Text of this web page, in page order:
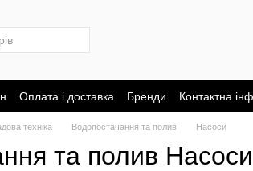
Оплата і доставка Бренди Контактна
техніка Водопостачання та полив Насоси
та полив Насоси